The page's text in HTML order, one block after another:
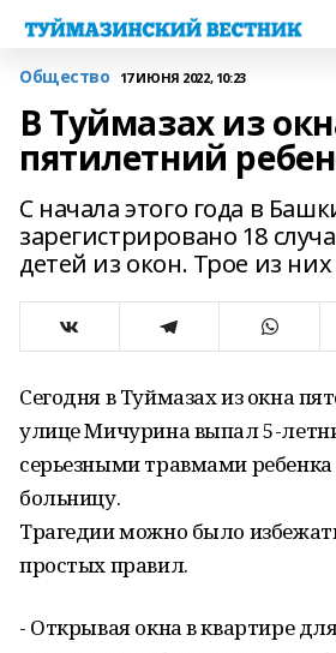
Общество 17 ИЮНЯ 2022, 10:23
В Туймазах из
пятилетний
С начала этого года в
зарегистрировано 18
детей из окон. Трое из
Сегодня в Туймазах из окна
улице Мичурина выпал 5-
серьезными травмами
больницу.
Трагедии можно было
простых правил.
- Открывая окна в квартире